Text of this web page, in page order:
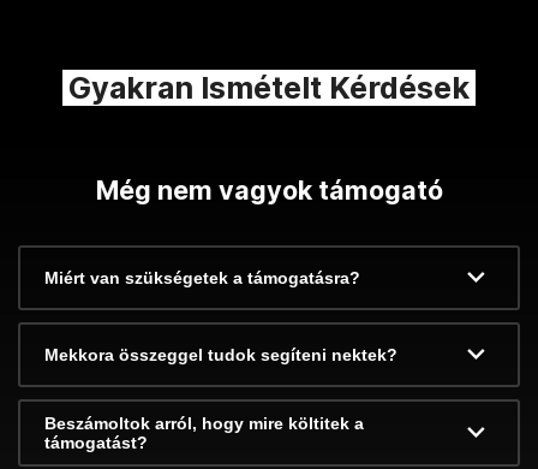
Gyakran Ismételt Kérdések
Még nem vagyok támogató
Miért van szükségetek a támogatásra?
Mekkora összeggel tudok segíteni nektek?
Beszámoltok arról, hogy mire költitek a
támogatást?